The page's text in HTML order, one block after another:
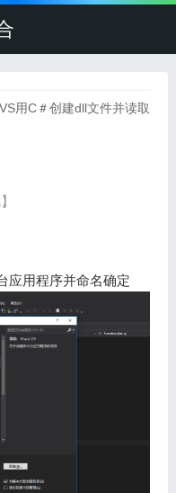
VS用C＃创建dll文件并读取
】
应用程序并命名确定